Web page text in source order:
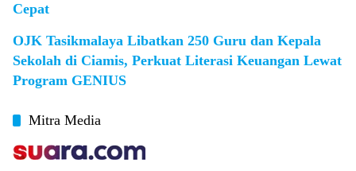
Cepat
OJK Tasikmalaya Libatkan 250 Guru dan Kepala
Sekolah di Ciamis, Perkuat Literasi Keuangan Lewat
Program GENIUS
Mitra Media